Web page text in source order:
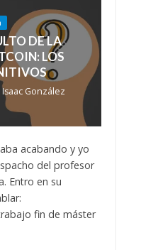
DE LA
LOS
Isaac González
acabando y yo
del profesor
Entro en su
fin de máster